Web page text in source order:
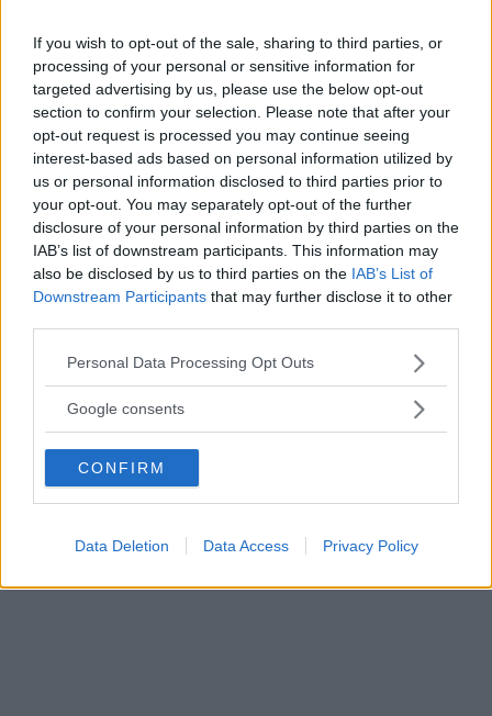
If you wish to opt-out of the sale, sharing to third parties, or
processing of your personal or sensitive information for
targeted advertising by us, please use the below opt-out
section to confirm your selection. Please note that after your
opt-out request is processed you may continue seeing
interest-based ads based on personal information utilized by
us or personal information disclosed to third parties prior to
your opt-out. You may separately opt-out of the further
disclosure of your personal information by third parties on the
IAB’s list of downstream participants. This information may
also be disclosed by us to third parties on the IAB’s List of
Downstream Participants that may further disclose it to other
Please note that this website/app uses one or more Google
not limited to your visit or usage behaviour. You may click to
use your data for below specified purposes in below Google
consent section.
Personal Data Processing Opt Outs
Google consents
CONFIRM
Data Deletion Data Access Privacy Policy
Fonte: Instagram @ daxshepard
FOTO1DI 8 INGRANDISCI
Condividi su